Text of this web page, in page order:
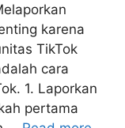
karena
TikTok
cara
1. Laporkan
pertama